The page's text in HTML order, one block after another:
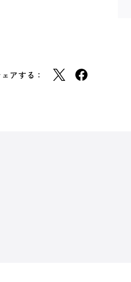
アする：